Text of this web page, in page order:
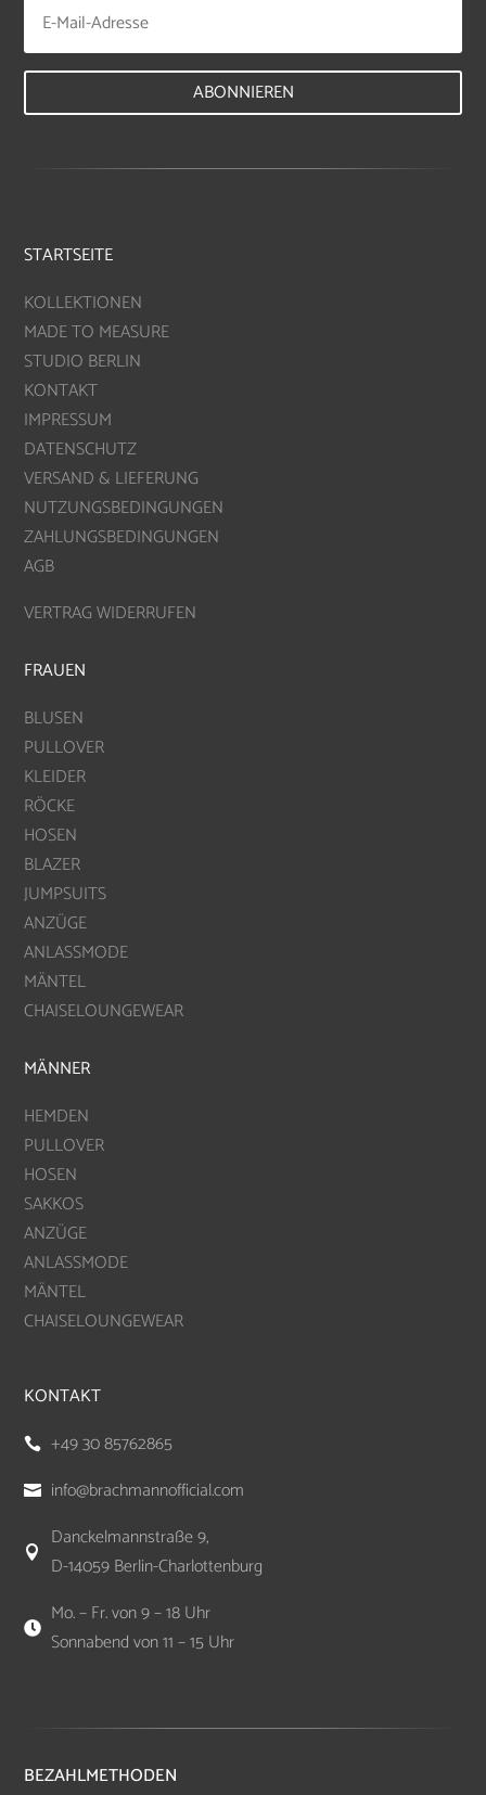
ABONNIEREN
STARTSEITE
KOLLEKTIONEN
MADE TO MEASURE
STUDIO BERLIN
KONTAKT
IMPRESSUM
DATENSCHUTZ
VERSAND & LIEFERUNG
NUTZUNGSBEDINGUNGEN
ZAHLUNGSBEDINGUNGEN
AGB
VERTRAG WIDERRUFEN
FRAUEN
BLUSEN
PULLOVER
KLEIDER
RÖCKE
HOSEN
BLAZER
JUMPSUITS
ANZÜGE
ANLASSMODE
MÄNTEL
CHAISELOUNGEWEAR
MÄNNER
HEMDEN
PULLOVER
HOSEN
SAKKOS
ANZÜGE
ANLASSMODE
MÄNTEL
CHAISELOUNGEWEAR
KONTAKT
 +49 30 85762865
 info@brachmannofficial.com

Danckelmannstraße 9,
D-14059 Berlin-Charlottenburg

Mo. – Fr. von 9 – 18 Uhr
Sonnabend von 11 – 15 Uhr
BEZAHLMETHODEN